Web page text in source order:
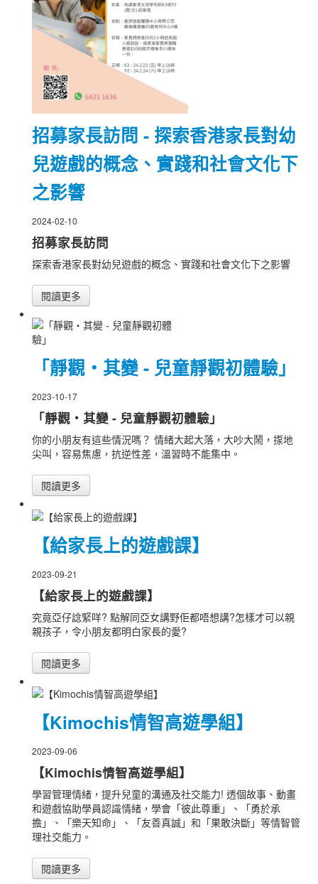
招募家長訪問 - 探索香港家長對幼
兒遊戲的概念、實踐和社會文化下
之影響
2024-02-10
招募家長訪問
探索香港家長對幼兒遊戲的概念、實踐和社會文化下之影響
閱讀更多
「靜觀‧其變 - 兒童靜觀初體驗」
2023-10-17
「靜觀‧其變 - 兒童靜觀初體驗」
你的小朋友有這些情況嗎？ 情緒大起大落，大吵大鬧，揼地
尖叫，容易焦慮，抗逆性差，溫習時不能集中。
閱讀更多
【給家長上的遊戲課】
2023-09-21
【給家長上的遊戲課】
究竟亞仔諗緊咩? 點解同亞女講野佢都唔想講?怎樣才可以親
親孩子，令小朋友都明白家長的愛?
閱讀更多
【Kimochis情智高遊學組】
2023-09-06
【Kimochis情智高遊學組】
學習管理情緒，提升兒童的溝通及社交能力! 透個故事、動畫
和遊戲協助學員認識情緒，學會「彼此尊重」、「勇於承
擔」、「樂天知命」、「友善真誠」和「果敢決斷」等情智管
理社交能力。
閱讀更多